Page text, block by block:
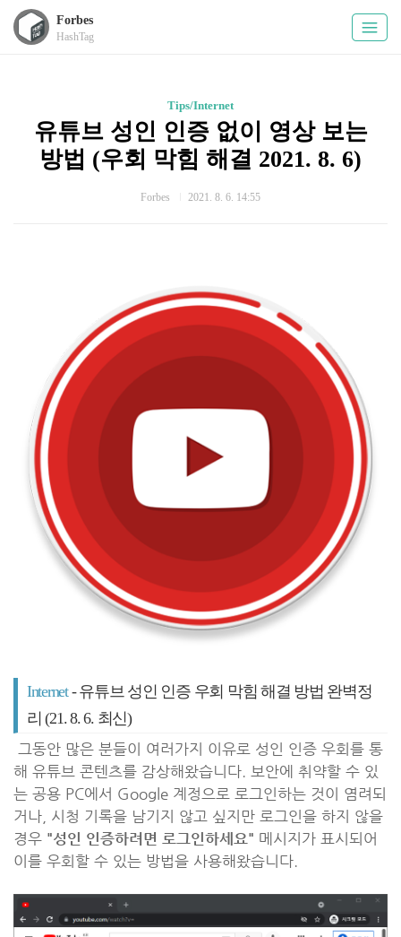
Forbes
HashTag
Tips/Internet
유튜브 성인 인증 없이 영상 보는
방법 (우회 막힘 해결 2021. 8. 6)
Forbes 2021. 8. 6. 14:55
Internet- 유튜브 성인 인증 우회 막힘 해결 방법 완벽정
리 (21. 8. 6. 최신)
그동안 많은 분들이 여러가지 이유로 성인 인증 우회를 통
해 유튜브 콘텐츠를 감상해왔습니다. 보안에 취약할 수 있
는 공용 PC에서 Google 계정으로 로그인하는 것이 염려되
거나, 시청 기록을 남기지 않고 싶지만 로그인을 하지 않을
경우 "성인 인증하려면 로그인하세요" 메시지가 표시되어
이를 우회할 수 있는 방법을 사용해왔습니다.